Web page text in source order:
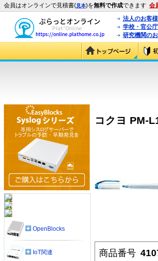
会員はオンラインで見積書(見本)を無料で作成できます 会
法人のお客
学校・官公
研究機関の
コクヨ PM-
商品番号
OpenBlocks
IoT関連